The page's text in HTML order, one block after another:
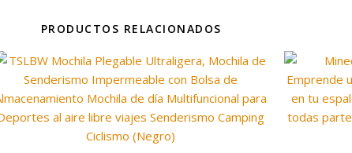
PRODUCTOS RELACIONADOS